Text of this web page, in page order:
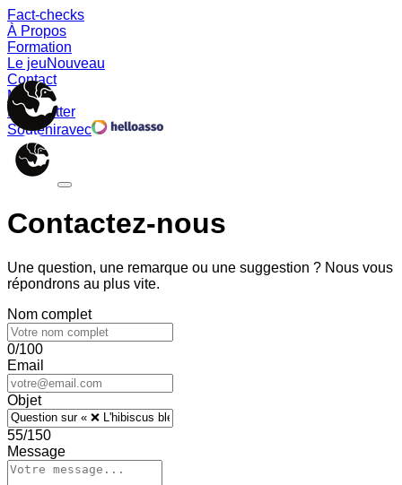
Fact-checks
À Propos
Formation
Le jeuNouveau
Contact
Memes
Newsletter
Souteniravec
Contactez-nous
Une question, une remarque ou une suggestion ? Nous vous
répondrons au plus vite.
Nom complet
0/100
Email
Objet
55/150
Message